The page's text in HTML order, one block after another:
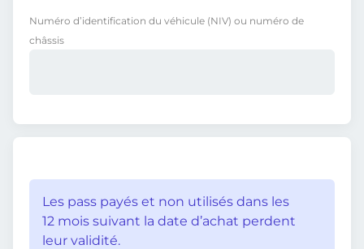
Numéro d’identification du véhicule (NIV) ou numéro de
châssis
Les pass payés et non utilisés dans les
12 mois suivant la date d’achat perdent
leur validité.